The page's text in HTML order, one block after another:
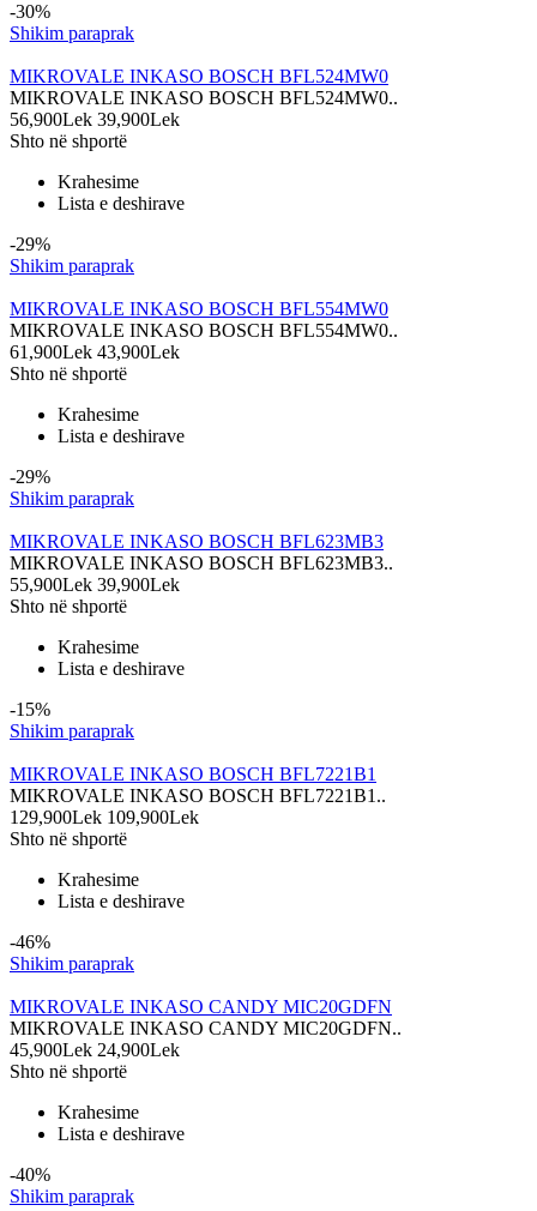
-30%
Shikim paraprak
MIKROVALE INKASO BOSCH BFL524MW0
MIKROVALE INKASO BOSCH BFL524MW0..
56,900Lek 39,900Lek
Shto në shportë
Krahesime
Lista e deshirave
-29%
Shikim paraprak
MIKROVALE INKASO BOSCH BFL554MW0
MIKROVALE INKASO BOSCH BFL554MW0..
61,900Lek 43,900Lek
Shto në shportë
Krahesime
Lista e deshirave
-29%
Shikim paraprak
MIKROVALE INKASO BOSCH BFL623MB3
MIKROVALE INKASO BOSCH BFL623MB3..
55,900Lek 39,900Lek
Shto në shportë
Krahesime
Lista e deshirave
-15%
Shikim paraprak
MIKROVALE INKASO BOSCH BFL7221B1
MIKROVALE INKASO BOSCH BFL7221B1..
129,900Lek 109,900Lek
Shto në shportë
Krahesime
Lista e deshirave
-46%
Shikim paraprak
MIKROVALE INKASO CANDY MIC20GDFN
MIKROVALE INKASO CANDY MIC20GDFN..
45,900Lek 24,900Lek
Shto në shportë
Krahesime
Lista e deshirave
-40%
Shikim paraprak